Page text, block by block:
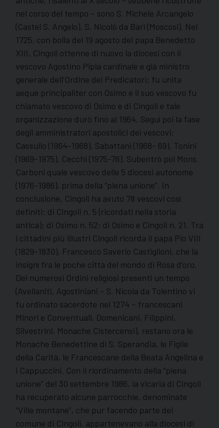
nel corso del tempo – sono S. Michele Arcangelo
(Castel S. Angelo), S. Nicolò da Bari (Moscosi). Nel
1725, con bolla del 19 agosto del papa Benedetto
XIII, Cingoli ottenne di nuovo la diocesi con il
vescovo Agostino Pipia cardinale e già ministro
generale dell’Ordine dei Predicatori; fu unita
aeque principaliter con Osimo e il suo vescovo fu
chiamato vescovo di Osimo e di Cingoli e tale
organizzazione durò fino al 1964. Seguì poi la fase
degli amministratori apostolici dei vescovi:
Cassullo (1964-1968), Sabattani (1968- 69), Tonini
(1969-1975), Cecchi (1975-76). Subentrò poi Mons.
Carboni quale vescovo delle 5 diocesi autonome
(1976-1986), prima della “piena unione”. In
conclusione, Cingoli ha avuto 78 vescovi così
definiti: di Cingoli n. 5 (ricordati nella storia
antica); di Osimo n. 52; di Osimo e Cingoli n. 21. Tra
i cittadini più illustri Cingoli ricorda il papa Pio VIII
(1829-1830), Francesco Saverio Castiglioni, che la
insignì fra le poche città del mondo di Rosa d’oro.
Dei numerosi Ordini religiosi presenti un tempo
(Avellaniti, Agostiniani – S. Nicola da Tolentino vi
fu ordinato sacerdote nel 1274 – francescani
Minori e Conventuali, Domenicani, Filippini,
Silvestrini, Monache Cistercensi), restano ora le
Monache Benedettine di S. Sperandia, le Figlie
della Carità, le Francescane della Beata Angelina e
i Cappuccini. Con il riordinamento della “piena
unione” del 30 settembre 1986, la vicaria di Cingoli
ha recuperato alcune parrocchie, denominate
“Ville montane”, che pur facendo parte del
comune di Cingoli, appartenevano alla diocesi di